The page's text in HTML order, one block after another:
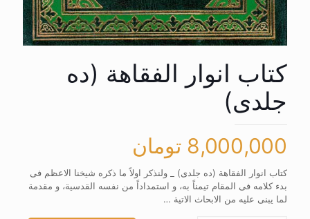
کتاب انوار الفقاهة (ده
جلدی)
8,000,000 تومان
کتاب انوار الفقاهة (ده جلدی) _ ولنذکر اولاً ما ذکره شیخنا الاعظم فی
بدء کلامه فی المقام تیمناً به، و استمداداً من نفسه القدسیة، و مقدمة
لما یبنی علیه من الابحاث الاتیة …